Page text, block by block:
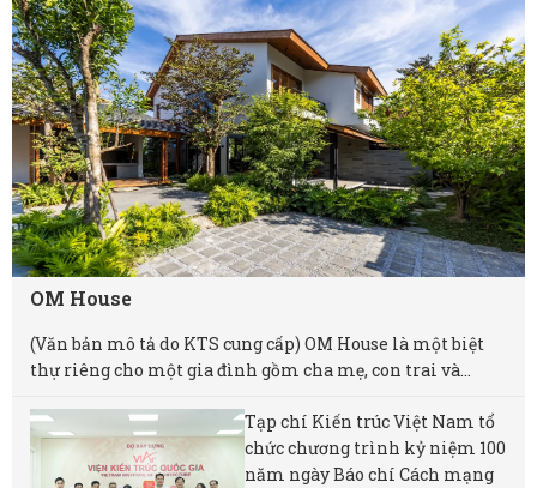
OM House
(Văn bản mô tả do KTS cung cấp) OM House là một biệt
thự riêng cho một gia đình gồm cha mẹ, con trai và...
Tạp chí Kiến trúc Việt Nam tổ
chức chương trình kỷ niệm 100
năm ngày Báo chí Cách mạng